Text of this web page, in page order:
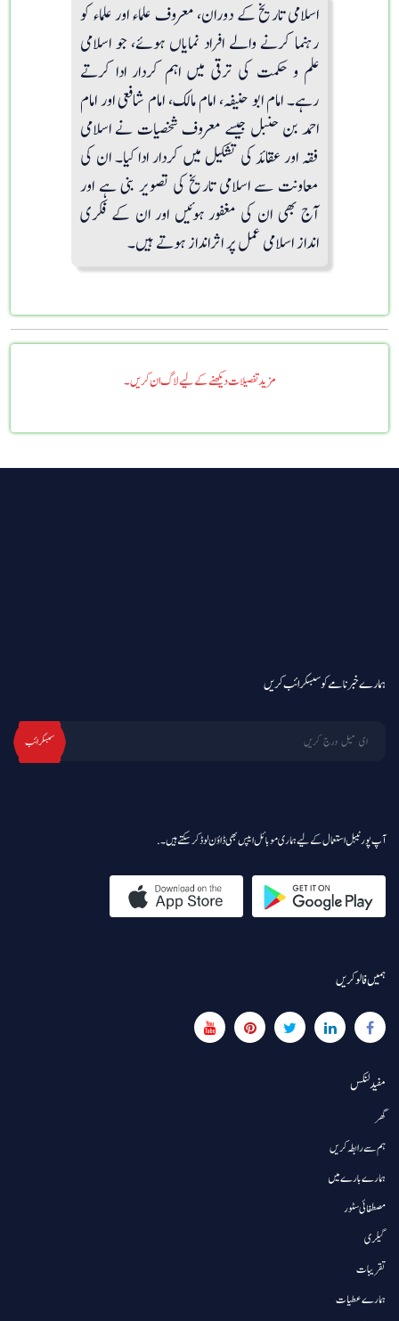
اسلامی تاریخ کے دوران، معروف علماء اور علماء کو
رہنما کرنے والے افراد نمایاں ہوئے، جو اسلامی
علم و حکمت کی ترقی میں اہم کردار ادا کرتے
رہے۔ امام ابو حنیفہ، امام مالک، امام شافعی اور امام
احمد بن حنبل جیسے معروف شخصیات نے اسلامی
فقہ اور عقائد کی تشکیل میں کردار ادا کیا۔ ان کی
معاونت سے اسلامی تاریخ کی تصویر بنی ہے اور
آج بھی ان کی مغفور ہوئیں اور ان کے فکری
انداز اسلامی عمل پر اثرانداز ہوتے ہیں۔
مزید تفصیلات دیکھنے کے لیے لاگ ان کریں۔
ہمارے خبرنامے کو سبسکرائب کریں
سبسکرائب
آپ پورٹیبل استعمال کے لیے ہماری موبائل ایپس بھی ڈاؤن لوڈ کر سکتے ہیں۔.
ہمیں فالو کریں
مفید لنکس
گھر
ہم سے رابطہ کریں
ہمارے بارے میں
مصطفائی سٹور
گیلری
تقریبات
ہمارے عطیات